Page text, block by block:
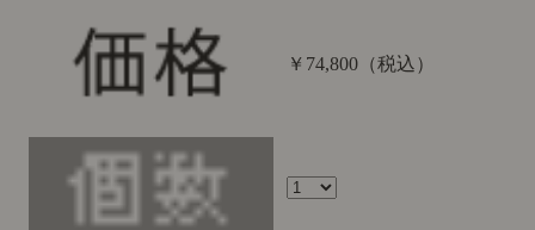
￥74,800 （税込）